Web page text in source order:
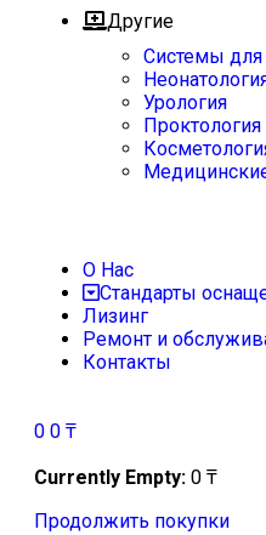
Другие
Системы
Урология
Проктология
О Нас
Стандарты
Лизинг
Ремонт и
Контакты
0 0 ₸
Currently Empty: 0 ₸
Продолжить покупки